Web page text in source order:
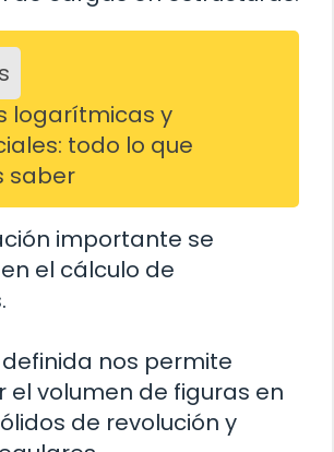
logarítmicas y
todo lo que
saber
importante se
el cálculo de
nos permite
el volumen de figuras en
de revolución y